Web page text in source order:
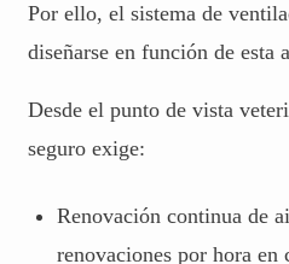
Por ello, el sistema de
diseñarse en función de esta
Desde el punto de vista
seguro exige:
Renovación continua de
renovaciones por hora en